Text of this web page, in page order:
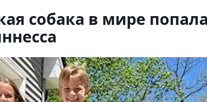
собака в мире